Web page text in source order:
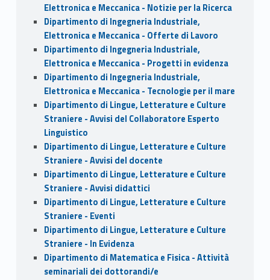
Elettronica e Meccanica - Notizie per la Ricerca
Dipartimento di Ingegneria Industriale,
Elettronica e Meccanica - Offerte di Lavoro
Dipartimento di Ingegneria Industriale,
Elettronica e Meccanica - Progetti in evidenza
Dipartimento di Ingegneria Industriale,
Elettronica e Meccanica - Tecnologie per il mare
Dipartimento di Lingue, Letterature e Culture
Straniere - Avvisi del Collaboratore Esperto
Linguistico
Dipartimento di Lingue, Letterature e Culture
Straniere - Avvisi del docente
Dipartimento di Lingue, Letterature e Culture
Straniere - Avvisi didattici
Dipartimento di Lingue, Letterature e Culture
Straniere - Eventi
Dipartimento di Lingue, Letterature e Culture
Straniere - In Evidenza
Dipartimento di Matematica e Fisica - Attività
seminariali dei dottorandi/e